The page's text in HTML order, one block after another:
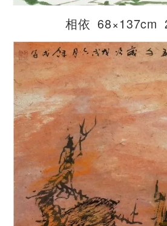
相依 68×137cm